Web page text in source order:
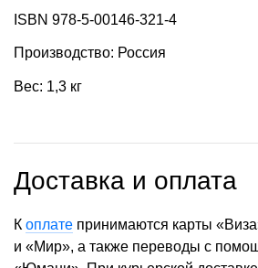
ISBN 978-5-00146-321-4
Производство: Россия
Вес: 1,3 кг
Доставка и оплата
К оплате принимаются карты
и «Мир», а также переводы с